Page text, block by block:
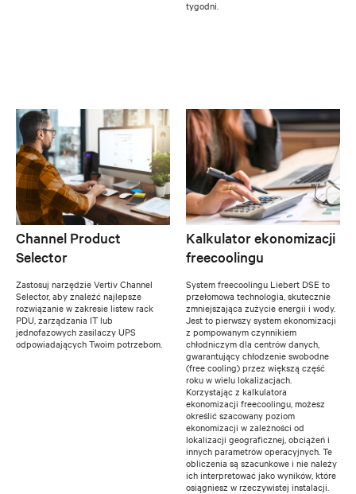
tygodni.
Channel Product
Selector
Zastosuj narzędzie Vertiv Channel
Selector, aby znaleźć najlepsze
rozwiązanie w zakresie listew rack
PDU, zarządzania IT lub
jednofazowych zasilaczy UPS
odpowiadających Twoim potrzebom.
Kalkulator ekonomizacji
freecoolingu
System freecoolingu Liebert DSE to
przełomowa technologia, skutecznie
zmniejszająca zużycie energii i wody.
Jest to pierwszy system ekonomizacji
z pompowanym czynnikiem
chłodniczym dla centrów danych,
gwarantujący chłodzenie swobodne
(free cooling) przez większą część
roku w wielu lokalizacjach.
Korzystając z kalkulatora
ekonomizacji freecoolingu, możesz
określić szacowany poziom
ekonomizacji w zależności od
lokalizacji geograficznej, obciążeń i
innych parametrów operacyjnych. Te
obliczenia są szacunkowe i nie należy
ich interpretować jako wyników, które
osiągniesz w rzeczywistej instalacji.